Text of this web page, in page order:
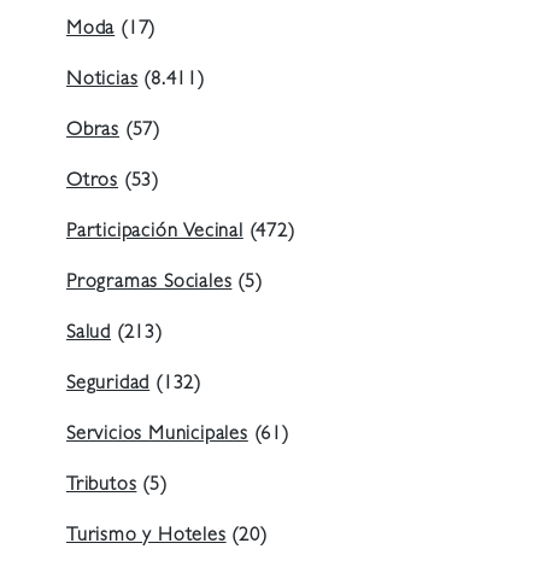
Moda (17)
Noticias (8.411)
Obras (57)
Otros (53)
Participación Vecinal (472)
Programas Sociales (5)
Salud (213)
Seguridad (132)
Servicios Municipales (61)
Tributos (5)
Turismo y Hoteles (20)